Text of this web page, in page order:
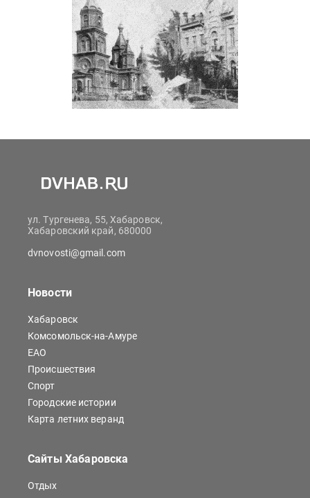
ул. Тургенева, 55, Хабаровск,
Хабаровский край, 680000
dvnovosti@gmail.com
Новости
Хабаровск
Комсомольск-на-Амуре
ЕАО
Происшествия
Спорт
Городские истории
Карта летних веранд
Сайты Хабаровска
Отдых